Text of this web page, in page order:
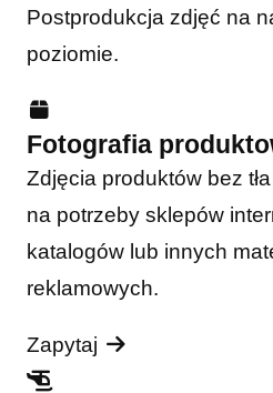
Postprodukcja zdjęć na
poziomie.
Fotografia
Zdjęcia produktów bez
na potrzeby sklepów
katalogów lub innych
reklamowych.
Zapytaj